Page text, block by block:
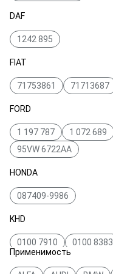
DAF
1242 895
FIAT
71753861 71713687
FORD
1 197 787 1 072 689
95VW 6722AA
HONDA
087409-9986
KHD
0100 7910 0100 8383
LANCIA
Применимость